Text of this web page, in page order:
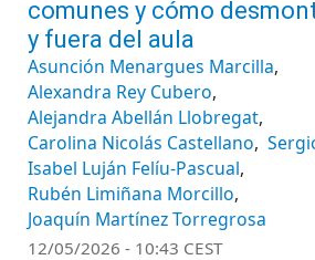
comunes y cómo
y fuera del aula
Asunción Menargues Marcilla
Alexandra Rey Cubero
Alejandra Abellán Llobregat
Carolina Nicolás Castellano
Isabel Luján Felíu-Pascual
Rubén Limiñana Morcillo
Joaquín Martínez Torregrosa
12/05/2026 - 10:43 CEST